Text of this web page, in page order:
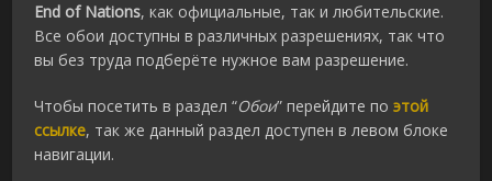
End of Nations, как официальные, так и любительские.
Все обои доступны в различных разрешениях, так что
вы без труда подберёте нужное вам разрешение.
Чтобы посетить в раздел “Обои” перейдите поэтой
ссылке, так же данный раздел доступен в левом блоке
навигации.